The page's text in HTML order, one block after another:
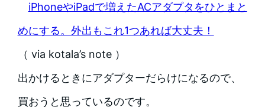
iPhoneやiPadで増えたACアダプタをひとまと
めにする。外出もこれ1つあれば大丈夫！
（ via kotala’s note ）
出かけるときにアダプターだらけになるので、
買おうと思っているのです。